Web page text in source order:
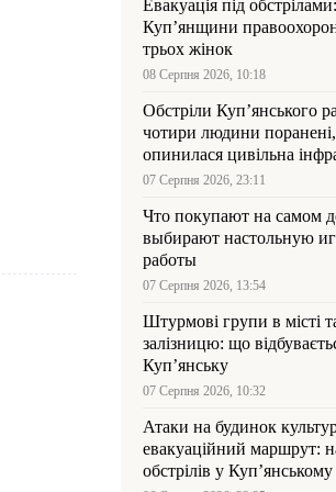
Евакуація під
Куп’янщини
трьох жінок
08 Серпня 2026, 10:18
Обстріли Куп’янського
чотири людини
опинилася цивільна
07 Серпня 2026, 23:11
Что покупают на самом
выбирают настольную
работы
07 Серпня 2026, 13:54
Штурмові групи в місті
залізницю: що
Куп’янську
07 Серпня 2026, 10:32
Атаки на будинок
евакуаційний маршрут:
обстрілів у